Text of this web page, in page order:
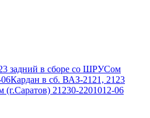
задний в сборе со ШРУСом
Кардан в сб. ВАЗ-2121, 2123
21230-2201012-06